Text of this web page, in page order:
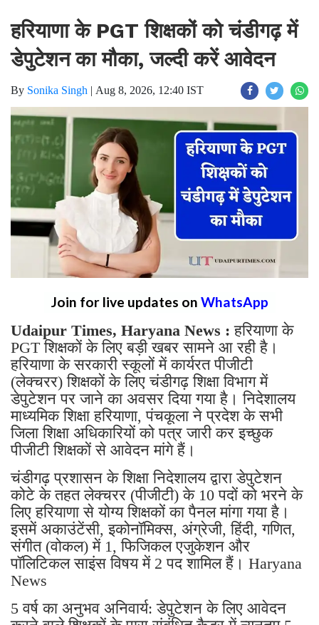
हरियाणा के PGT शिक्षकों को चंडीगढ़ में
डेपुटेशन का मौका, जल्दी करें आवेदन
By Sonika Singh | Aug 8, 2026, 12:40 IST
Join for live updates on WhatsApp
Udaipur Times, Haryana News : हरियाणा के
PGT शिक्षकों के लिए बड़ी खबर सामने आ रही है।
हरियाणा के सरकारी स्कूलों में कार्यरत पीजीटी
(लेक्चरर) शिक्षकों के लिए चंडीगढ़ शिक्षा विभाग में
डेपुटेशन पर जाने का अवसर दिया गया है। निदेशालय
माध्यमिक शिक्षा हरियाणा, पंचकूला ने प्रदेश के सभी
जिला शिक्षा अधिकारियों को पत्र जारी कर इच्छुक
पीजीटी शिक्षकों से आवेदन मांगे हैं।
चंडीगढ़ प्रशासन के शिक्षा निदेशालय द्वारा डेपुटेशन
कोटे के तहत लेक्चरर (पीजीटी) के 10 पदों को भरने के
लिए हरियाणा से योग्य शिक्षकों का पैनल मांगा गया है।
इसमें अकाउंटेंसी, इकोनॉमिक्स, अंग्रेजी, हिंदी, गणित,
संगीत (वोकल) में 1, फिजिकल एजुकेशन और
पॉलिटिकल साइंस विषय में 2 पद शामिल हैं। Haryana
News
5 वर्ष का अनुभव अनिवार्य: डेपुटेशन के लिए आवेदन